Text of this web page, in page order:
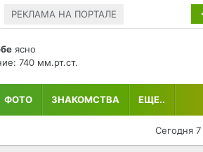
РЕКЛАМА НА ПОРТАЛЕ
ясно
740 мм.рт.ст.
ФОТО ЗНАКОМСТВА ЕЩЕ..
Сегодня 7